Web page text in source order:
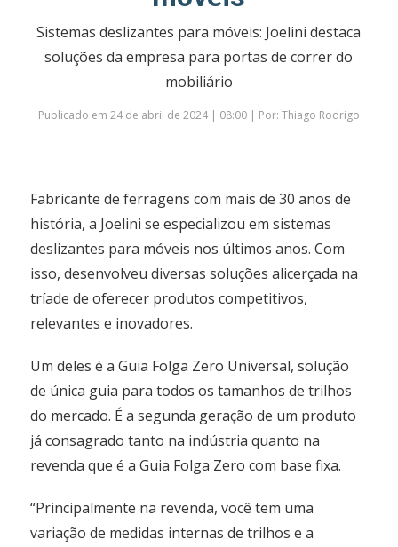
Sistemas deslizantes para móveis: Joelini destaca
soluções da empresa para portas de correr do
mobiliário
Publicado em 24 de abril de 2024 | 08:00 | Por: Thiago Rodrigo
Fabricante de ferragens com mais de 30 anos de
história, a Joelini se especializou em sistemas
deslizantes para móveis nos últimos anos. Com
isso, desenvolveu diversas soluções alicerçada na
tríade de oferecer produtos competitivos,
relevantes e inovadores.
Um deles é a Guia Folga Zero Universal, solução
de única guia para todos os tamanhos de trilhos
do mercado. É a segunda geração de um produto
já consagrado tanto na indústria quanto na
revenda que é a Guia Folga Zero com base fixa.
“Principalmente na revenda, você tem uma
variação de medidas internas de trilhos e a